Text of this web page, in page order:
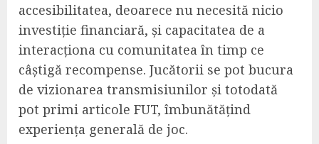
accesibilitatea, deoarece nu necesită nicio
investiție financiară, și capacitatea de a
interacționa cu comunitatea în timp ce
câștigă recompense. Jucătorii se pot bucura
de vizionarea transmisiunilor și totodată
pot primi articole FUT, îmbunătățind
experiența generală de joc.